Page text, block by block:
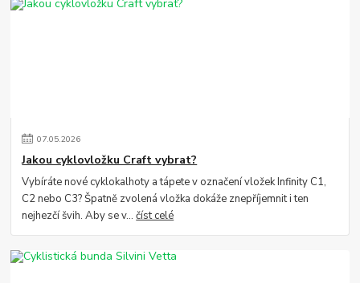
07.05.2026
Jakou cyklovložku Craft vybrat?
Vybíráte nové cyklokalhoty a tápete v označení vložek Infinity C1,
C2 nebo C3? Špatně zvolená vložka dokáže znepříjemnit i ten
nejhezčí švih. Aby se v...číst celé